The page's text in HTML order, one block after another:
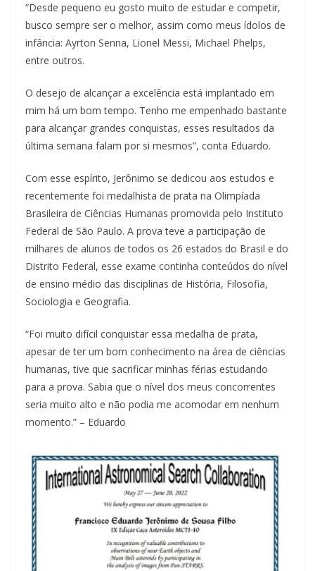
“Desde pequeno eu gosto muito de estudar e competir,
busco sempre ser o melhor, assim como meus ídolos de
infância: Ayrton Senna, Lionel Messi, Michael Phelps,
entre outros.
O desejo de alcançar a excelência está implantado em
mim há um bom tempo. Tenho me empenhado bastante
para alcançar grandes conquistas, esses resultados da
última semana falam por si mesmos”, conta Eduardo.
Com esse espírito, Jerônimo se dedicou aos estudos e
recentemente foi medalhista de prata na Olimpíada
Brasileira de Ciências Humanas promovida pelo Instituto
Federal de São Paulo. A prova teve a participação de
milhares de alunos de todos os 26 estados do Brasil e do
Distrito Federal, esse exame continha conteúdos do nível
de ensino médio das disciplinas de História, Filosofia,
Sociologia e Geografia.
“Foi muito difícil conquistar essa medalha de prata,
apesar de ter um bom conhecimento na área de ciências
humanas, tive que sacrificar minhas férias estudando
para a prova. Sabia que o nível dos meus concorrentes
seria muito alto e não podia me acomodar em nenhum
momento.” – Eduardo